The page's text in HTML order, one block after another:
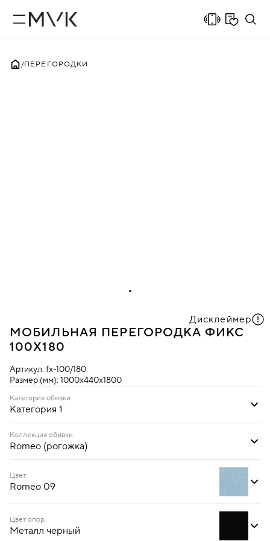
ПЕРЕГОРОДКИ
Дисклеймер
МОБИЛЬНАЯ ПЕРЕГОРОДКА ФИКС
100Х180
Артикул: fx-100/180
Размер (мм): 1000х440х1800
Категория обивки
Категория 1
Коллекция обивки
Romeo (рогожка)
Цвет
Romeo 09
Цвет опор
Металл черный